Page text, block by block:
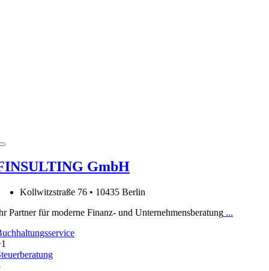
GmbH
Kollwitzstraße 76 • 10435 Berlin
Partner für moderne Finanz- und Unternehmensberatung ...